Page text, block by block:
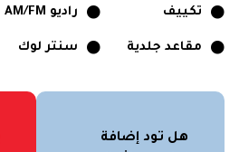
تكييف راديو AM/FM
مقاعد جلدية
سنتر لوك
هل تود إضافة